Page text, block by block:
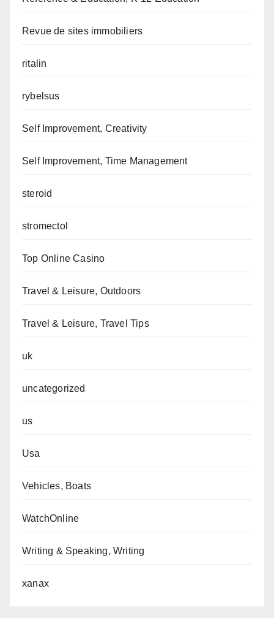
Revue de sites immobiliers
ritalin
rybelsus
Self Improvement, Creativity
Self Improvement, Time Management
steroid
stromectol
Top Online Casino
Travel & Leisure, Outdoors
Travel & Leisure, Travel Tips
uk
uncategorized
us
Usa
Vehicles, Boats
WatchOnline
Writing & Speaking, Writing
xanax